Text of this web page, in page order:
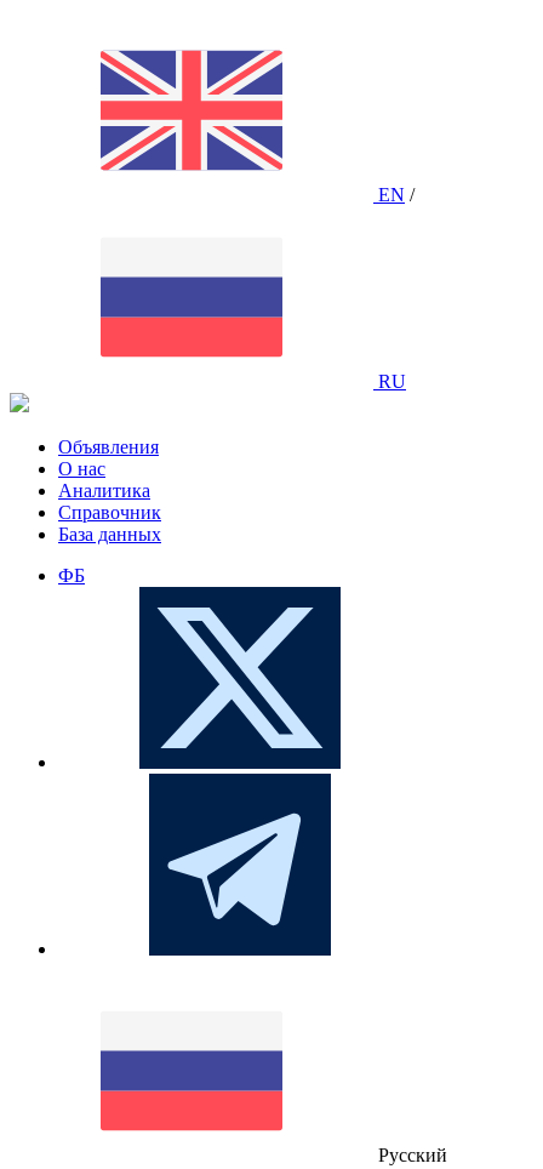
EN /
RU
Объявления
О нас
Аналитика
Справочник
База данных
ФБ
Русский